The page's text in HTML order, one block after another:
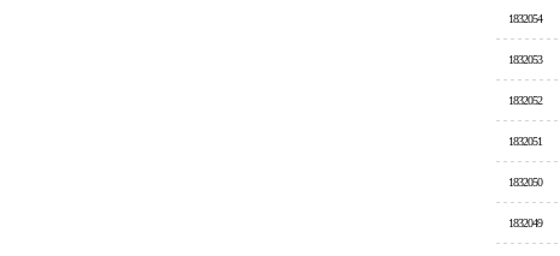
1832054
1832053
1832052
1832051
1832050
1832049